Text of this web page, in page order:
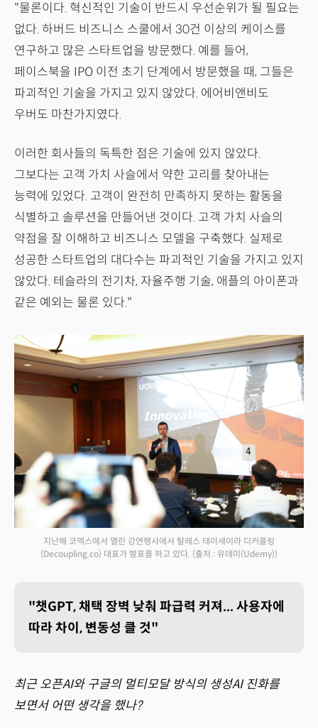
"물론이다. 혁신적인 기술이 반드시 우선순위가 될 필요는
없다. 하버드 비즈니스 스쿨에서 30건 이상의 케이스를
연구하고 많은 스타트업을 방문했다. 예를 들어,
페이스북을 IPO 이전 초기 단계에서 방문했을 때, 그들은
파괴적인 기술을 가지고 있지 않았다. 에어비앤비도
우버도 마찬가지였다.
이러한 회사들의 독특한 점은 기술에 있지 않았다.
그보다는 고객 가치 사슬에서 약한 고리를 찾아내는
능력에 있었다. 고객이 완전히 만족하지 못하는 활동을
식별하고 솔루션을 만들어낸 것이다. 고객 가치 사슬의
약점을 잘 이해하고 비즈니스 모델을 구축했다. 실제로
성공한 스타트업의 대다수는 파괴적인 기술을 가지고 있지
않았다. 테슬라의 전기차, 자율주행 기술, 애플의 아이폰과
같은 예외는 물론 있다."
지난해 코엑스에서 열린 강연행사에서 탈레스 테이세이라 디커플링
(Decoupling.co) 대표가 발표를 하고 있다. (출처 : 유데미(Udemy))
"챗GPT, 채택 장벽 낮춰 파급력 커져... 사용자에
따라 차이, 변동성 클 것"
최근 오픈AI와 구글의 멀티모달 방식의 생성AI 진화를
보면서 어떤 생각을 했나?